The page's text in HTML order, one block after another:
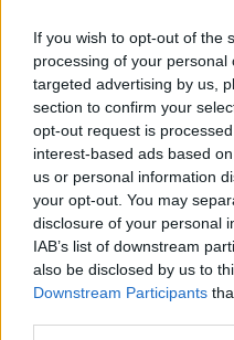
If you wish to opt-out of the
processing of your
targeted advertising by us,
section to confirm your
opt-out request is
interest-based ads based
us or personal information
your opt-out. You may
disclosure of your personal
IAB’s list of downstream
also be disclosed by us to
Downstream Participants
παντρεύεται για
από την οποία είχε
εποχή πεθαίνει ο Χανκ
του Τρομερού.
2007: «Ημέρα Αμαλίας»
bloggers της Ελλάδας.
2009: Αεροπορικό
Air France. Το
Ωκεανό. Την ίδια μέρα
πτώχευση. Είναι η
εταιρείας στην ιστορία